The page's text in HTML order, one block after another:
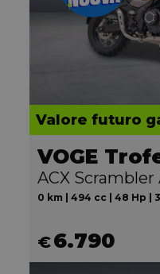
Valore futuro
VOGE
ACX Scrambler
0 km | 494 cc | 48 Hp |
€6.790